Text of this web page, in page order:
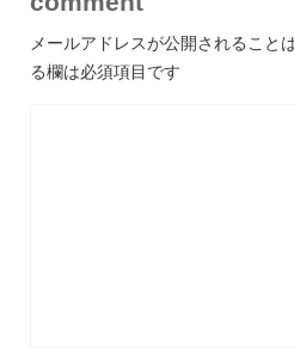
メールアドレスが公開されること
る欄は必須項目です